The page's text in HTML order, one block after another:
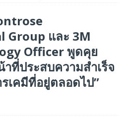
Group และ 3M
Officer พูดคุย
าที่ประสบความสำเร็จ
เคมีที่อยู่ตลอดไป”